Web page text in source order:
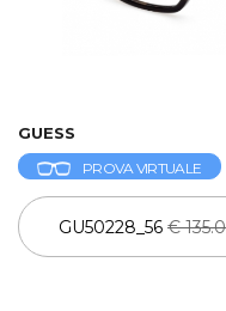
GUESS
PROVA VIRTUALE
GU50228_56 €